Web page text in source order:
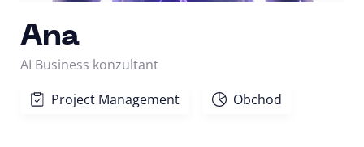
Ana
AI Business konzultant
Project Management
Obchod